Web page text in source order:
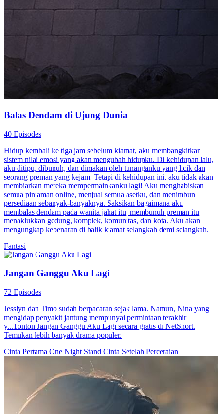
Balas Dendam di Ujung Dunia
40 Episodes
Hidup kembali ke tiga jam sebelum kiamat, aku membangkitkan
sistem nilai emosi yang akan mengubah hidupku. Di kehidupan lalu,
aku ditipu, dibunuh, dan dimakan oleh tunanganku yang licik dan
seorang preman yang kejam. Tetapi di kehidupan ini, aku tidak akan
membiarkan mereka mempermainkanku lagi! Aku menghabiskan
semua pinjaman online, menjual semua asetku, dan menimbun
persediaan sebanyak-banyaknya. Saksikan bagaimana aku
membalas dendam pada wanita jahat itu, membunuh preman itu,
menaklukkan gedung, komplek, komunitas, dan kota. Aku akan
mengungkap kebenaran di balik kiamat selangkah demi selangkah.
Fantasi
Jangan Ganggu Aku Lagi
72 Episodes
Jesslyn dan Timo sudah berpacaran sejak lama. Namun, Nina yang
mengidap penyakit jantung mempunyai permintaan terakhir
y...Tonton Jangan Ganggu Aku Lagi secara gratis di NetShort.
Temukan lebih banyak drama populer.
Cinta Pertama One Night Stand Cinta Setelah Perceraian